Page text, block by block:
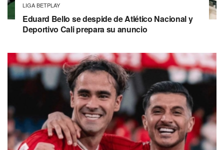
LIGA BETPLAY
Eduard Bello se despide de Atlético Nacional y
Deportivo Cali prepara su anuncio